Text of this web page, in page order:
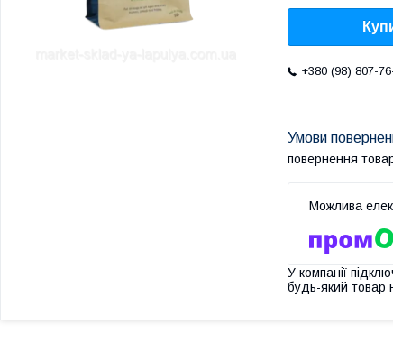
+380 (98) 807-
повернення
У компанії
будь-який товар